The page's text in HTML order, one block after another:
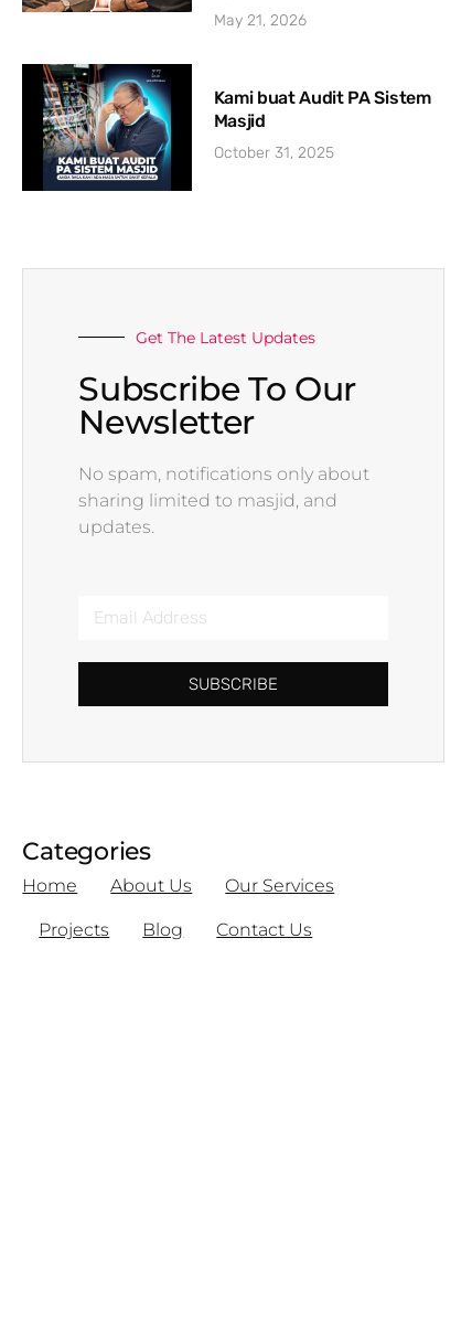
May 21, 2026
Kami buat Audit PA Sistem
Masjid
October 31, 2025
Get The Latest Updates
Subscribe To Our
Newsletter
No spam, notifications only about
sharing limited to masjid, and
updates.
SUBSCRIBE
Categories
Home About Us Our Services
Projects Blog Contact Us